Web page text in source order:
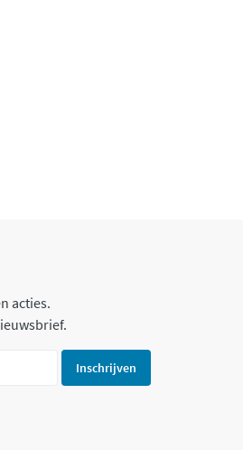
acties.
Inschrijven